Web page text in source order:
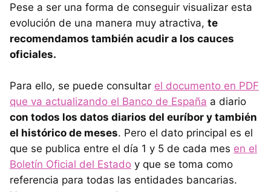
Pese a ser una forma de conseguir visualizar esta
evolución de una manera muy atractiva, te
recomendamos también acudir a los cauces
oficiales.
Para ello, se puede consultar el documento en PDF
que va actualizando el Banco de España a diario
con todos los datos diarios del euríbor y también
el histórico de meses. Pero el dato principal es el
que se publica entre el día 1 y 5 de cada mes en el
Boletín Oficial del Estado y que se toma como
referencia para todas las entidades bancarias.